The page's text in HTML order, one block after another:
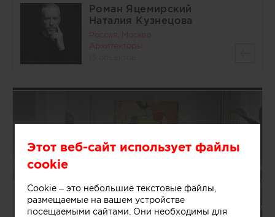
Роман Яцемирский
Наталия Кузнецова
Россия, Москва
Архитекторы
Этот веб-сайт использует файлы
cookie
Cookie – это небольшие текстовые файлы,
размещаемые на вашем устройстве
посещаемыми сайтами. Они необходимы для